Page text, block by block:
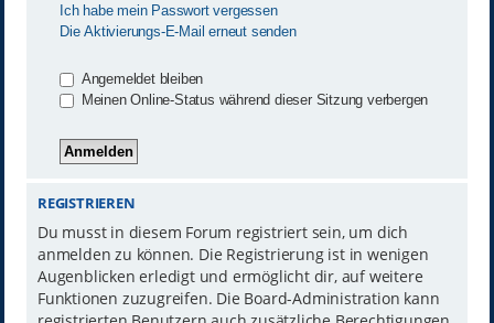
Ich habe mein Passwort vergessen
Die Aktivierungs-E-Mail erneut senden
Angemeldet bleiben
Meinen Online-Status während dieser Sitzung verbergen
REGISTRIEREN
Du musst in diesem Forum registriert sein, um dich
anmelden zu können. Die Registrierung ist in wenigen
Augenblicken erledigt und ermöglicht dir, auf weitere
Funktionen zuzugreifen. Die Board-Administration kann